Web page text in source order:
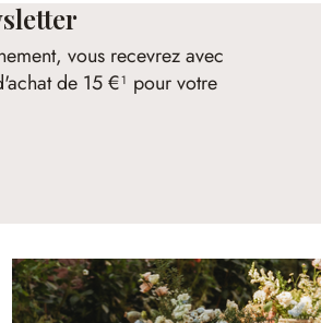
vous recevrez avec
de 15 €¹ pour votre